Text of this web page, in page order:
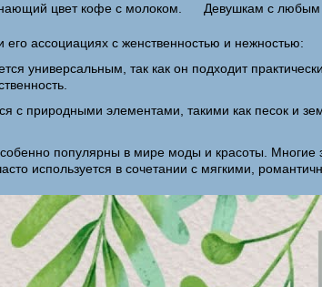
цвет кофе с молоком.
Девушкам с любым
ассоциациях с женственностью и нежностью:
универсальным, так как он подходит
с природными элементами, такими как песок и
популярны в мире моды и красоты. Многие
используется в сочетании с мягкими,